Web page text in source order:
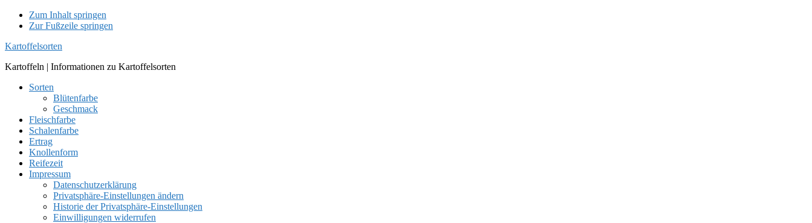
Zum Inhalt springen
Zur Fußzeile springen
Kartoffelsorten
Kartoffeln | Informationen zu Kartoffelsorten
Sorten
Blütenfarbe
Geschmack
Fleischfarbe
Schalenfarbe
Ertrag
Knollenform
Reifezeit
Impressum
Datenschutzerklärung
Privatsphäre-Einstellungen ändern
Historie der Privatsphäre-Einstellungen
Einwilligungen widerrufen